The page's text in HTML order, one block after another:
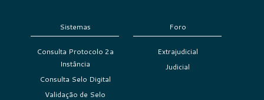
Sistemas
Consulta Protocolo 2a
Instância
Consulta Selo Digital
Validação de Selo
Foro
Extrajudicial
Judicial